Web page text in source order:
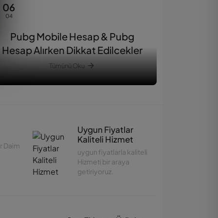
06
04
Pubg Mobile Hesap & Pubg
Hesap Alırken Dikkat Edilcekler
Tümünü Oku
Daim
Uygun Fiyatlar
Kaliteli Hizmet
uygun fiyatlarla kaliteli
Hizmeti bir araya
getiriyoruz.
Customer Support
Çevrimdışı